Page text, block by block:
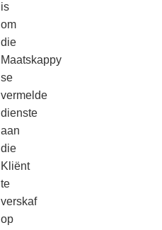
is
om
die
Maatskappy
se
vermelde
dienste
aan
die
Kliënt
te
verskaf
op